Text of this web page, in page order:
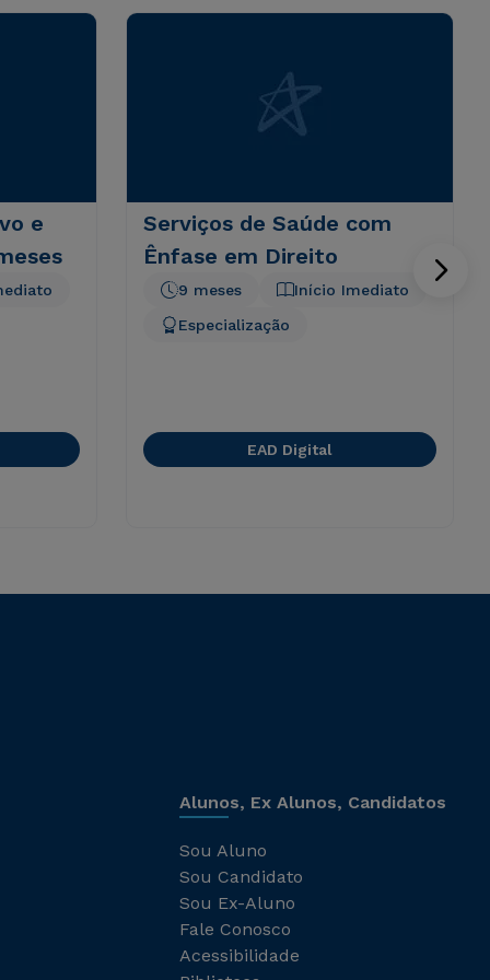
e
Serviços de Saúde com
Ênfase em Direito
Início Imediato
9 meses
Especialização
EAD Digital
Alunos, Ex Alunos, Candidatos
Sou Aluno
Sou Candidato
Sou Ex-Aluno
Fale Conosco
Acessibilidade